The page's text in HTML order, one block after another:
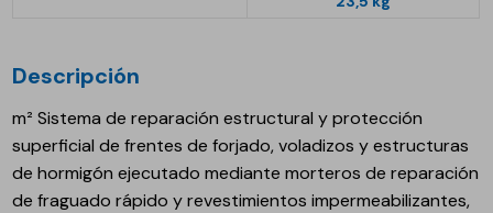
Descripción
m² Sistema de reparación estructural y protección
superficial de frentes de forjado, voladizos y estructuras
de hormigón ejecutado mediante morteros de reparación
de fraguado rápido y revestimientos impermeabilizantes,